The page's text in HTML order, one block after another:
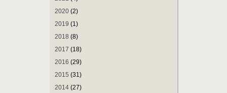
2020 (2)
2019 (1)
2018 (8)
2017 (18)
2016 (29)
2015 (31)
2014 (27)